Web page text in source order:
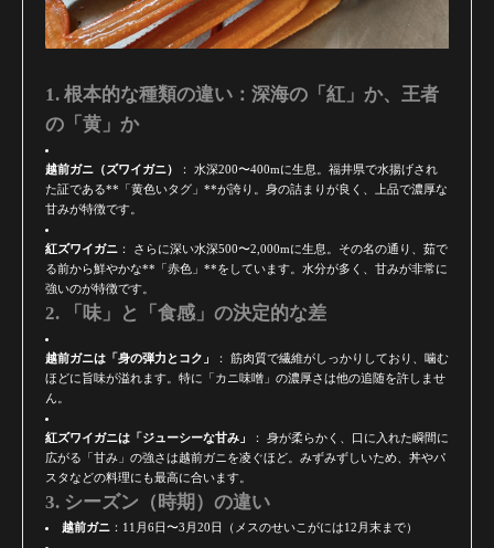
1. 根本的な種類の違い：深海の「紅」か、王者
の「黄」か
越前ガニ（ズワイガニ）
： 水深200〜400mに生息。福井県で水揚げされ
た証である**「黄色いタグ」**が誇り。身の詰まりが良く、上品で濃厚な
甘みが特徴です。
紅ズワイガニ ： さらに深い水深500〜2,000mに生息。その名の通り、茹で
る前から鮮やかな**「赤色」**をしています。水分が多く、甘みが非常に
強いのが特徴です。
2. 「味」と「食感」の決定的な差
越前ガニは「身の弾力とコク」
： 筋肉質で繊維がしっかりしており、噛む
ほどに旨味が溢れます。特に「カニ味噌」の濃厚さは他の追随を許しませ
ん。
紅ズワイガニは「ジューシーな甘み」
： 身が柔らかく、口に入れた瞬間に
広がる「甘み」の強さは越前ガニを凌ぐほど。みずみずしいため、丼やパ
スタなどの料理にも最高に合います。
3. シーズン（時期）の違い
越前ガニ ：11月6日〜3月20日（メスのせいこがには12月末まで）